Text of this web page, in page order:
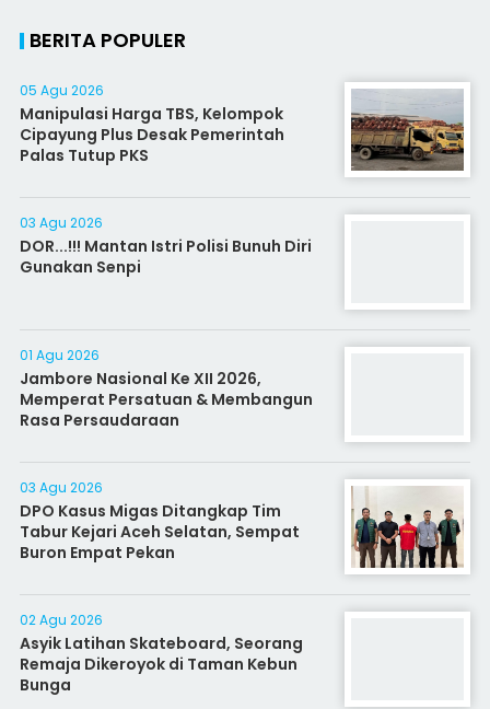
BERITA POPULER
05 Agu 2026
Manipulasi Harga TBS, Kelompok
Cipayung Plus Desak Pemerintah
Palas Tutup PKS
03 Agu 2026
DOR...!!! Mantan Istri Polisi Bunuh Diri
Gunakan Senpi
01 Agu 2026
Jambore Nasional Ke XII 2026,
Memperat Persatuan & Membangun
Rasa Persaudaraan
03 Agu 2026
DPO Kasus Migas Ditangkap Tim
Tabur Kejari Aceh Selatan, Sempat
Buron Empat Pekan
02 Agu 2026
Asyik Latihan Skateboard, Seorang
Remaja Dikeroyok di Taman Kebun
Bunga